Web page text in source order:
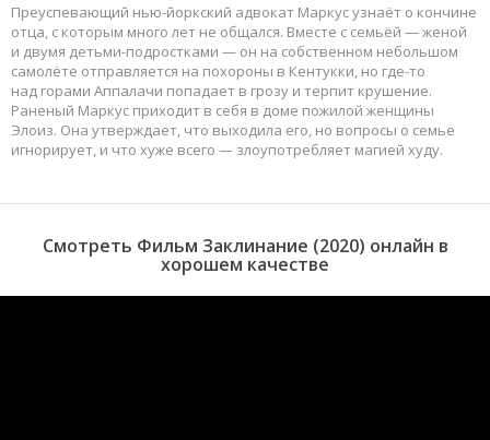
Преуспевающий нью-йоркский адвокат Маркус узнаёт о кончине
отца, с которым много лет не общался. Вместе с семьёй — женой
и двумя детьми-подростками — он на собственном небольшом
самолёте отправляется на похороны в Кентукки, но где-то
над горами Аппалачи попадает в грозу и терпит крушение.
Раненый Маркус приходит в себя в доме пожилой женщины
Элоиз. Она утверждает, что выходила его, но вопросы о семье
игнорирует, и что хуже всего — злоупотребляет магией худу.
Смотреть Фильм Заклинание (2020) онлайн в
хорошем качестве